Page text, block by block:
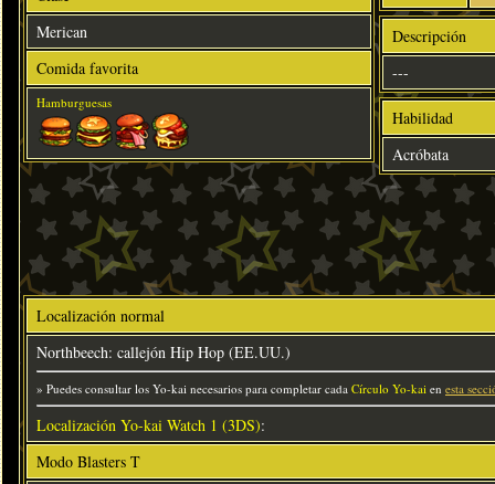
Merican
Comida favorita
Hamburguesas
Descripción
---
Habilidad
Acróbata
Localización normal
Northbeech: callejón Hip Hop (EE.UU.)
» Puedes consultar los Yo-kai necesarios para completar cada Círculo Yo-kai en esta
Localización Yo-kai Watch 1 (3DS):
Modo Blasters T